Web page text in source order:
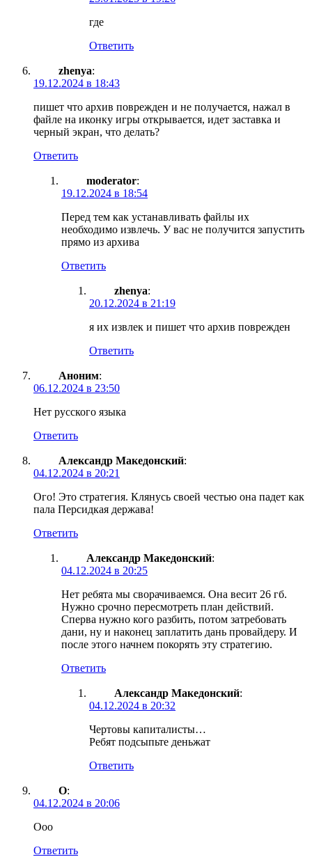
где
Ответить
zhenya:
19.12.2024 в 18:43
пишет что архив поврежден и не получается, нажал в
файле на иконку игры открывается, идет заставка и
черный экран, что делать?
Ответить
moderator:
19.12.2024 в 18:54
Перед тем как устанавливать файлы их
необходимо извлечь. У вас не получится запустить
прямо из архива
Ответить
zhenya:
20.12.2024 в 21:19
я их извлек и пишет что архив поврежден
Ответить
Аноним:
06.12.2024 в 23:50
Нет русского языка
Ответить
Александр Македонский:
04.12.2024 в 20:21
Ого! Это стратегия. Клянусь своей честью она падет как
пала Персидкая держава!
Ответить
Александр Македонский:
04.12.2024 в 20:25
Нет ребята мы сворачиваемся. Она весит 26 гб.
Нужно срочно пересмотреть план действий.
Сперва нужно кого разбить, потом затребовать
дани, ну и наконец заплатить дань провайдеру. И
после этого начнем покорять эту стратегию.
Ответить
Александр Македонский:
04.12.2024 в 20:32
Чертовы капиталисты…
Ребят подсыпьте деньжат
Ответить
О:
04.12.2024 в 20:06
Ооо
Ответить